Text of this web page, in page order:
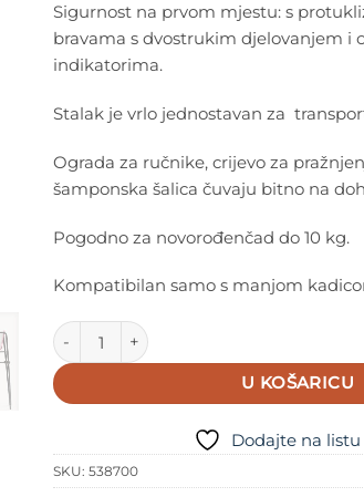
Sigurnost na prvom mjestu: s
bravama s dvostrukim djelovanjem i
indikatorima.
Stalak je vrlo jednostavan za
Ograda za ručnike, crijevo za
šamponska šalica čuvaju bitno na
Pogodno za novorođenčad do 10 kg.
Kompatibilan samo s manjom
STOKKE FLEXI BATH STAND količina
U KOŠARICU
Dodajte na listu
SKU: 538700